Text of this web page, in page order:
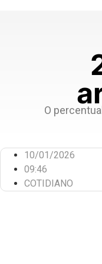
O
10/01/2026
09:46
COTIDIANO